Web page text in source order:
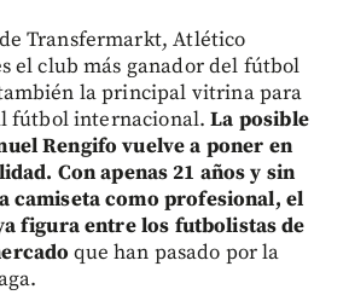
Transfermarkt, Atlético
el club más ganador del fútbol
la principal vitrina para
fútbol internacional. La posible
Rengifo vuelve a poner en
Con apenas 21 años y sin
camiseta como profesional, el
figura entre los futbolistas de
que han pasado por la